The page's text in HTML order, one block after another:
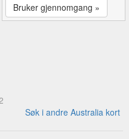
Bruker gjennomgang »
Søk i andre Australia kort